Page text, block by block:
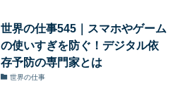
世界の仕事545｜スマホやゲーム
の使いすぎを防ぐ！デジタル依
存予防の専門家とは
世界の仕事